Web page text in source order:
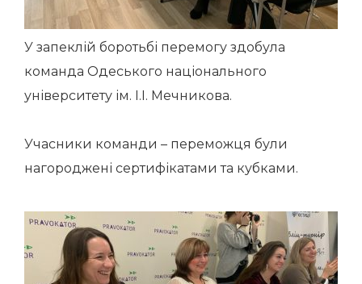
У запеклій боротьбі перемогу здобула
команда Одеського національного
університету ім. І.І. Мечникова.
Учасники команди – переможця були
нагороджені сертифікатами та кубками.